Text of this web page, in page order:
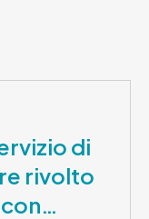
di
rivolto